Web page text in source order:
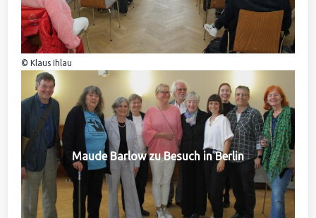
© Klaus Ihlau
Maude Barlow zu Besuch in Berlin